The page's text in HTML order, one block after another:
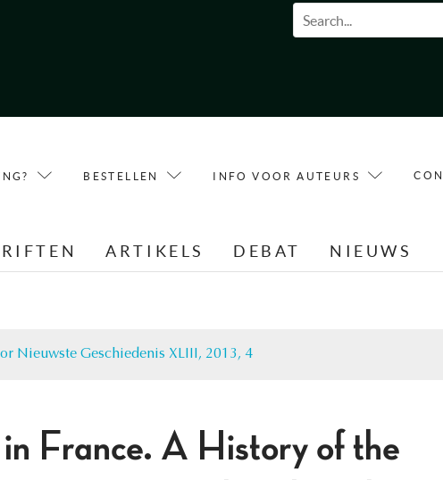
Zoekveld
BESTELLEN INFO VOOR AUTEURS
ARTIKELS DEBAT NIEUWS
Nieuwste Geschiedenis XLIII, 2013, 4
France. A History of the